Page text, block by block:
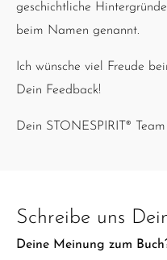
geschichtliche
beim Namen genannt.
Ich wünsche viel Freude
Dein Feedback!
Dein STONESPIRIT® Team
Schreibe uns
Deine Meinung zum